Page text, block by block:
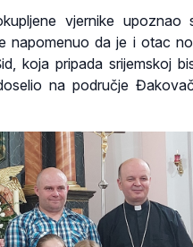
vjernike upoznao
napomenuo da je i otac
koja pripada srijemskoj
na područje